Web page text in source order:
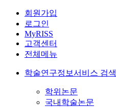
회원가입
로그인
MyRISS
고객센터
전체메뉴
학술연구정보서비스 검색
학위논문
국내학술논문